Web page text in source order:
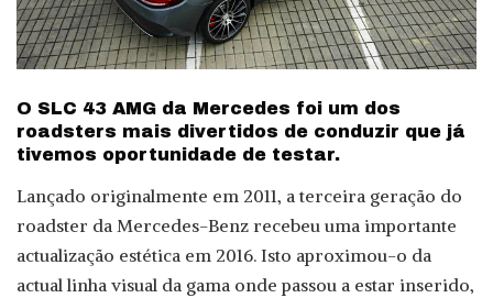
O SLC 43 AMG da Mercedes foi um dos
roadsters mais divertidos de conduzir que já
tivemos oportunidade de testar.
Lançado originalmente em 2011, a terceira geração do
roadster da Mercedes-Benz recebeu uma importante
actualização estética em 2016. Isto aproximou-o da
actual linha visual da gama onde passou a estar inserido,